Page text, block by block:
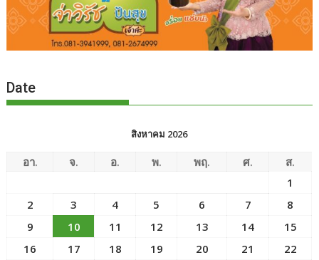
Date
สิงหาคม 2026
อา. จ. อ. พ. พฤ. ศ.
ส.
1
2
3 4 5 6 7
8
9
10 11 12 13 14
15
16
17 18 19 20 21
22